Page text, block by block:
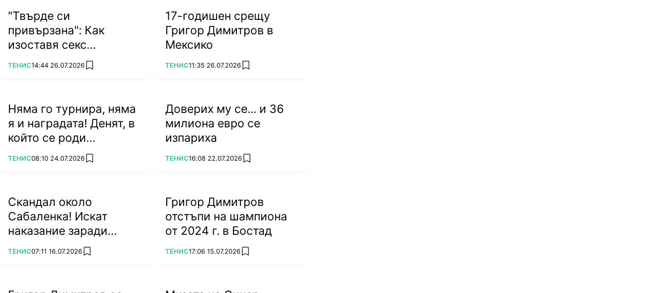
"Твърде си
привързана": Как
изоставя секс
символът на тениса?
ПОВЕЧЕ ОТ
ТЕНИС14:44 26.07.2026 add favorites
17-годишен срещу
Григор Димитров в
Мексико
ПОВЕЧЕ ОТ
ТЕНИС11:35 26.07.2026 add favorites
Няма го турнира, няма
я и наградата! Денят, в
който се роди
легендата Джокович
ПОВЕЧЕ ОТ
ТЕНИС08:10 24.07.2026 add favorites
Доверих му се... и 36
милиона евро се
изпариха
ПОВЕЧЕ ОТ
ТЕНИС16:08 22.07.2026 add favorites
Скандал около
Сабаленка! Искат
наказание заради
посещението ѝ в
ПОВЕЧЕ ОТ
ТЕНИС07:11 16.07.2026 add favorites
Григор Димитров
отстъпи на шампиона
от 2024 г. в Бостад
ПОВЕЧЕ ОТ
ТЕНИС17:06 15.07.2026 add favorites